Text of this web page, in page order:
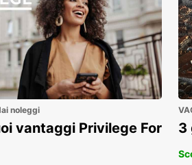
noleggi
vantaggi Privilege For
3